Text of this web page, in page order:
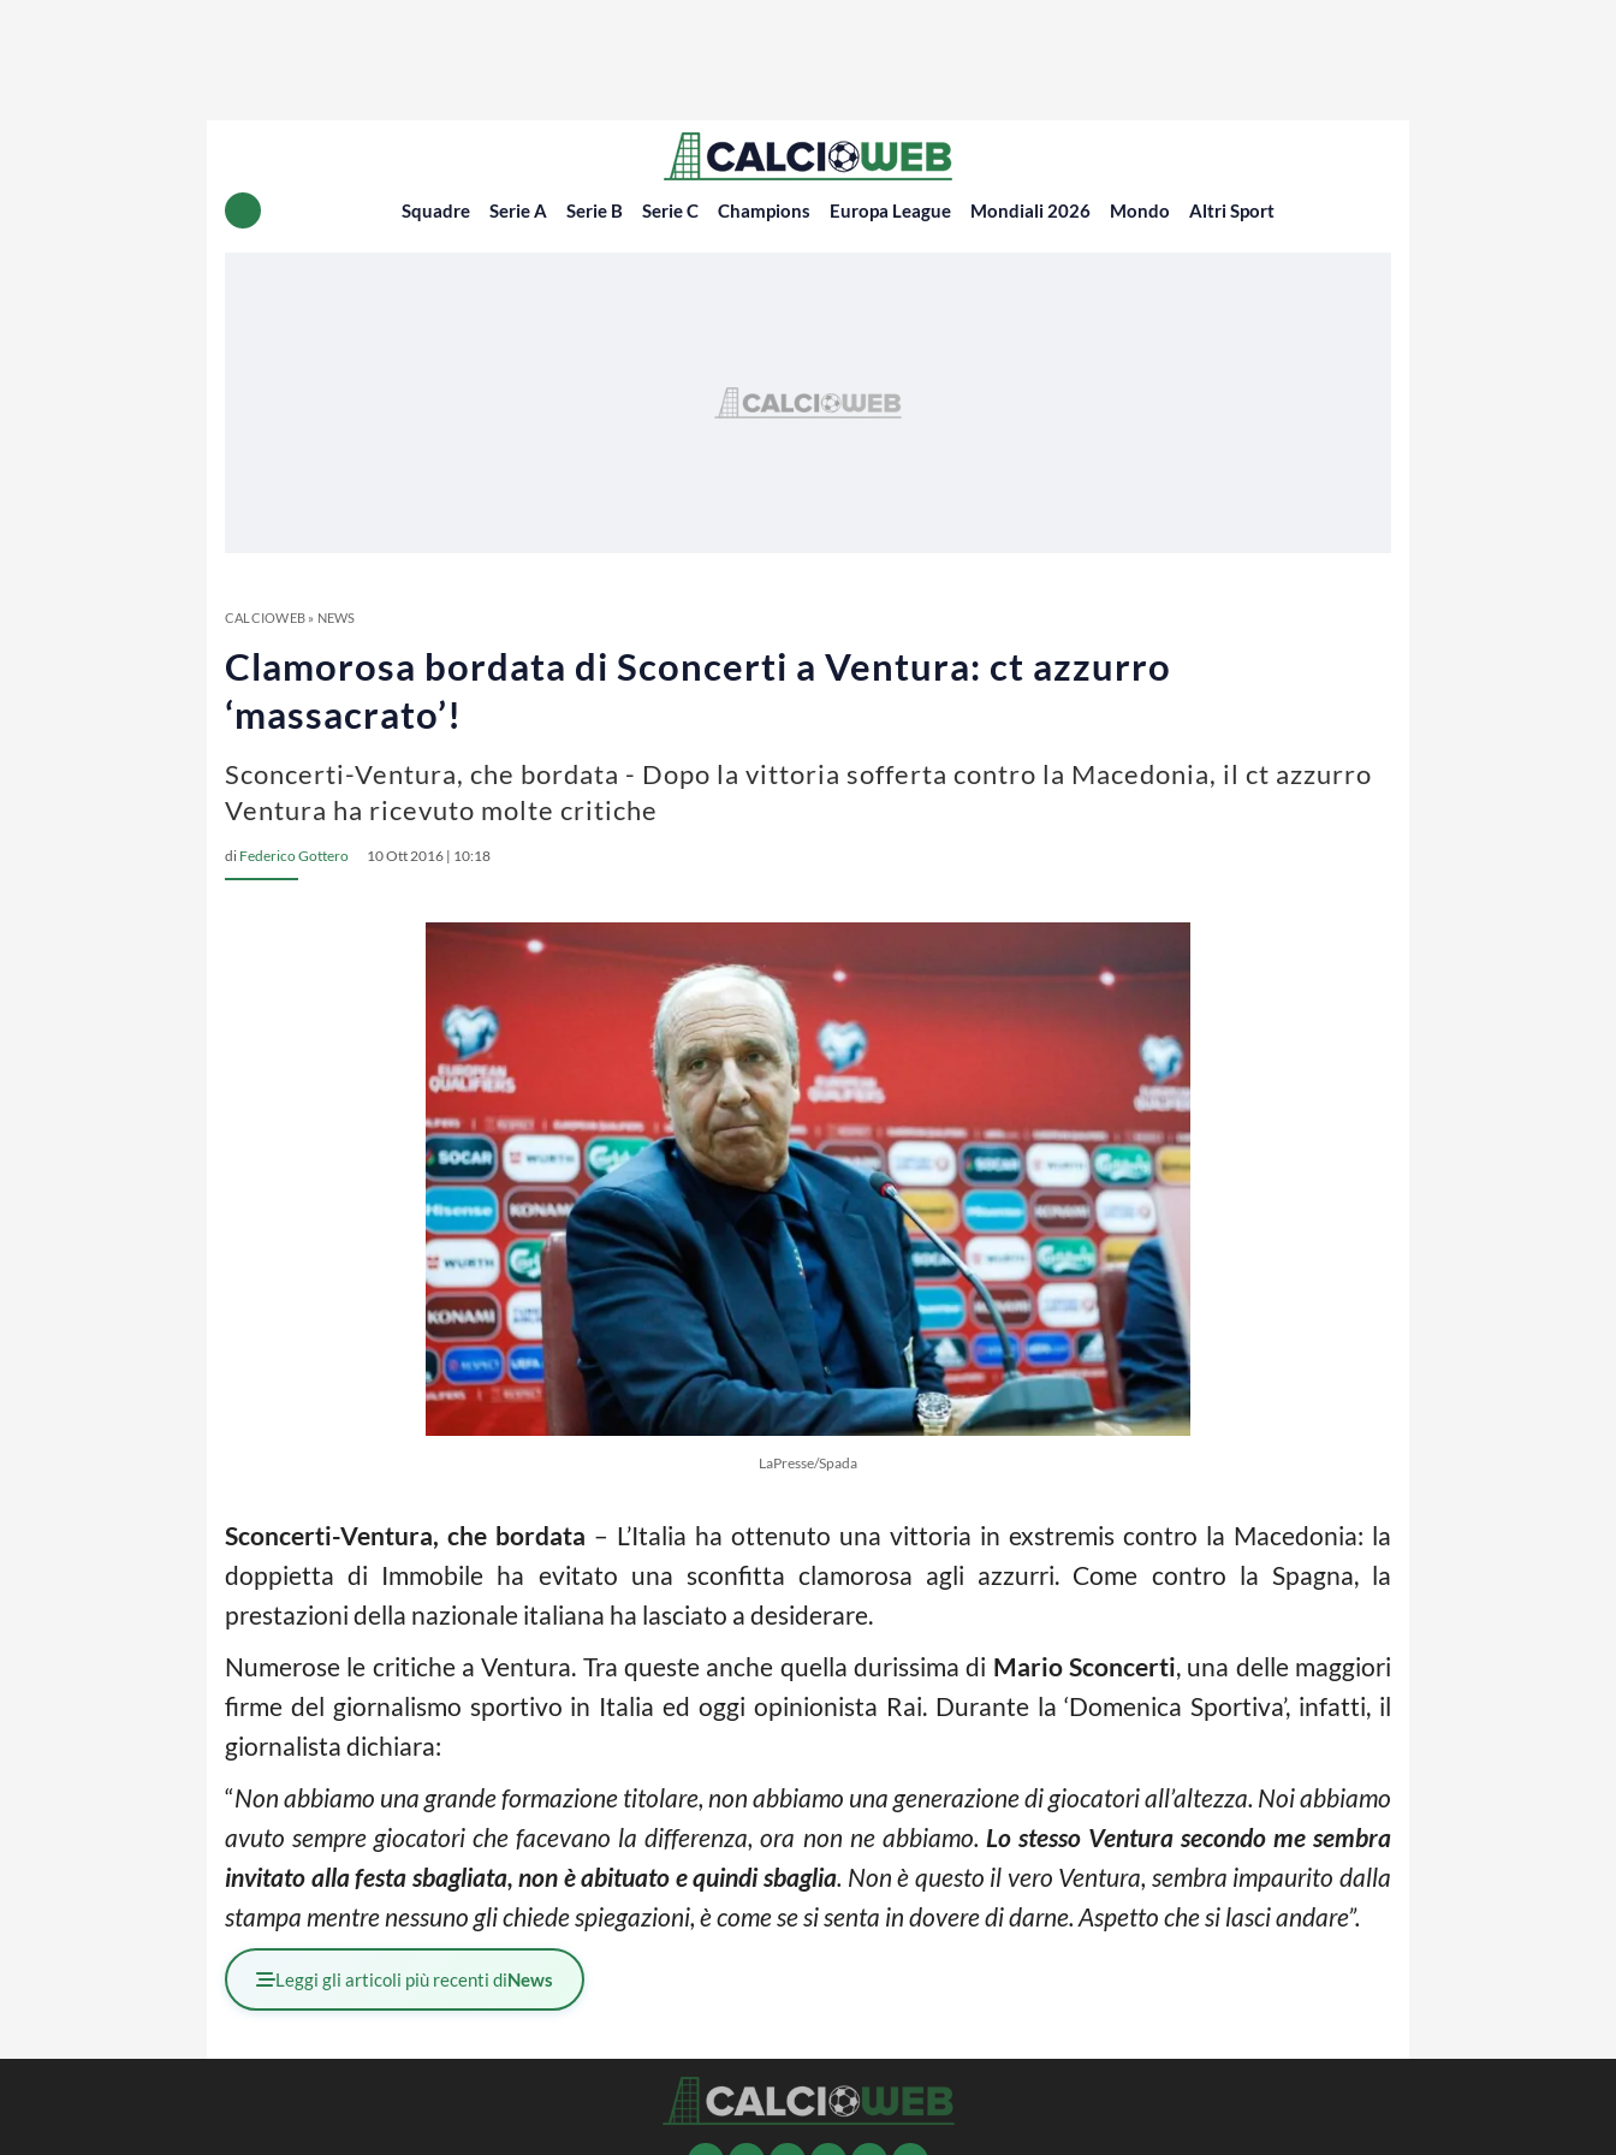
Squadre Serie A Serie B Serie C Champions Europa League Mondiali 2026 Mondo Altri Sport
CALCIOWEB» NEWS
Clamorosa bordata di Sconcerti a Ventura: ct azzurro
‘massacrato’!
Sconcerti-Ventura, che bordata - Dopo la vittoria sofferta contro la Macedonia, il ct azzurro
Ventura ha ricevuto molte critiche
di Federico Gottero 10 Ott 2016 | 10:18
LaPresse/Spada
Sconcerti-Ventura, che bordata – L’Italia ha ottenuto una vittoria in exstremis contro la Macedonia: la
doppietta di Immobile ha evitato una sconfitta clamorosa agli azzurri. Come contro la Spagna, la
prestazioni della nazionale italiana ha lasciato a desiderare.
Numerose le critiche a Ventura. Tra queste anche quella durissima di Mario Sconcerti, una delle maggiori
firme del giornalismo sportivo in Italia ed oggi opinionista Rai. Durante la ‘Domenica Sportiva’, infatti, il
giornalista dichiara:
“Non abbiamo una grande formazione titolare, non abbiamo una generazione di giocatori all’altezza. Noi abbiamo
avuto sempre giocatori che facevano la differenza, ora non ne abbiamo. Lo stesso Ventura secondo me sembra
invitato alla festa sbagliata, non è abituato e quindi sbaglia. Non è questo il vero Ventura, sembra impaurito dalla
stampa mentre nessuno gli chiede spiegazioni, è come se si senta in dovere di darne. Aspetto che si lasci andare”.
Leggi gli articoli più recenti diNews